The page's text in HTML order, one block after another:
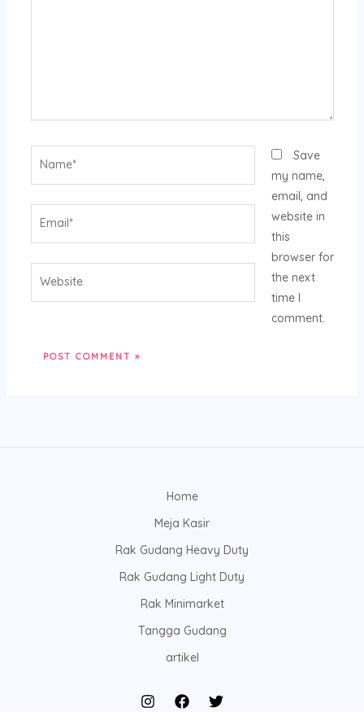
Save
my name,
email, and
website in
this
browser for
the next
time I
comment.
Home
Meja Kasir
Rak Gudang Heavy Duty
Rak Gudang Light Duty
Rak Minimarket
Tangga Gudang
artikel